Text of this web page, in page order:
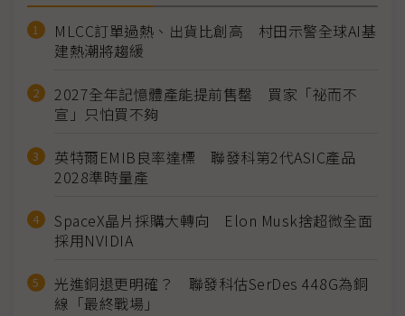
MLCC訂單過熱、出貨比創高 村田示警全球AI基
建熱潮將趨緩
2027全年記憶體產能提前售罄 買家「祕而不
宣」只怕買不夠
英特爾EMIB良率達標 聯發科第2代ASIC產品
2028準時量產
SpaceX晶片採購大轉向 Elon Musk捨超微全面
採用NVIDIA
光進銅退更明確？ 聯發科估SerDes 448G為銅
線「最終戰場」